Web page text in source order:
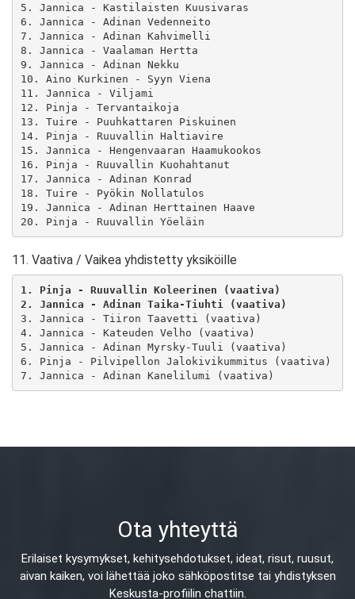
5. Jannica - Kastilaisten Kuusivaras
6. Jannica - Adinan Vedenneito
7. Jannica - Adinan Kahvimelli
8. Jannica - Vaalaman Hertta
9. Jannica - Adinan Nekku
10. Aino Kurkinen - Syyn Viena
11. Jannica - Viljami
12. Pinja - Tervantaikoja
13. Tuire - Puuhkattaren Piskuinen
14. Pinja - Ruuvallin Haltiavire
15. Jannica - Hengenvaaran Haamukookos
16. Pinja - Ruuvallin Kuohahtanut
17. Jannica - Adinan Konrad
18. Tuire - Pyökin Nollatulos
19. Jannica - Adinan Herttainen Haave
11. Vaativa / Vaikea yhdistetty yksiköille
1. Pinja - Ruuvallin Koleerinen (vaativa)
2. Jannica - Adinan Taika-Tiuhti (vaativa)
3. Jannica - Tiiron Taavetti (vaativa)
4. Jannica - Kateuden Velho (vaativa)
5. Jannica - Adinan Myrsky-Tuuli (vaativa)
6. Pinja - Pilvipellon Jalokivikummitus (vaativa)
Ota yhteyttä
Erilaiset kysymykset, kehitysehdotukset, ideat, risut, ruusut,
aivan kaiken, voi lähettää joko sähköpostitse tai yhdistyksen
Keskusta-profiilin chattiin.